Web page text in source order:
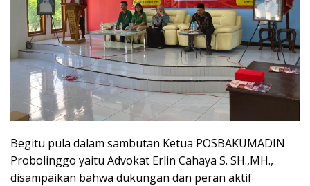
Begitu pula dalam sambutan Ketua POSBAKUMADIN
Probolinggo yaitu Advokat Erlin Cahaya S. SH.,MH.,
disampaikan bahwa dukungan dan peran aktif